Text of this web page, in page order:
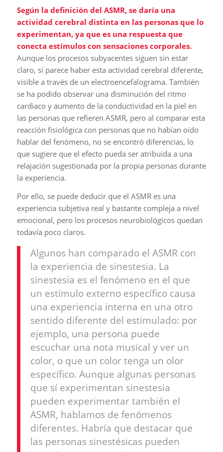
Según la definición del ASMR, se daría una
actividad cerebral distinta en las personas que lo
experimentan, ya que es una respuesta que
conecta estímulos con sensaciones corporales.
Aunque los procesos subyacentes siguen sin estar
claro, sí parece haber esta actividad cerebral diferente,
visible a través de un electroencefalograma. También
se ha podido observar una disminución del ritmo
cardiaco y aumento de la conductividad en la piel en
las personas que refieren ASMR, pero al comparar esta
reacción fisiológica con personas que no habían oído
hablar del fenómeno, no se encontró diferencias, lo
que sugiere que el efecto pueda ser atribuida a una
relajación sugestionada por la propia personas durante
la experiencia.
Por ello, se puede deducir que el ASMR es una
experiencia subjetiva real y bastante compleja a nivel
emocional, pero los procesos neurobiológicos quedan
todavía poco claros.
Algunos han comparado el ASMR con
la experiencia de sinestesia. La
sinestesia es el fenómeno en el que
un estímulo externo específico causa
una experiencia interna en una otro
sentido diferente del estimulado: por
ejemplo, una persona puede
escuchar una nota musical y ver un
color, o que un color tenga un olor
específico. Aunque algunas personas
que sí experimentan sinestesia
pueden experimentar también el
ASMR, hablamos de fenómenos
diferentes. Habría que destacar que
las personas sinestésicas pueden